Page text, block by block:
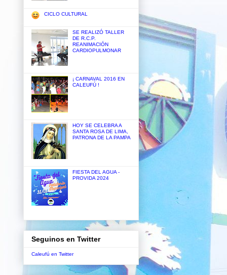
CICLO CULTURAL
SE REALIZÓ TALLER
DE R.C.P.
REANIMACIÓN
CARDIOPULMONAR
¡ CARNAVAL 2016 EN
CALEUFÚ !
HOY SE CELEBRA A
SANTA ROSA DE LIMA,
PATRONA DE LA PAMPA
FIESTA DEL AGUA -
PROVIDA 2024
Seguinos en Twitter
Caleufú en Twitter